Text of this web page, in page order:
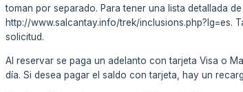
toman por separado. Para tener una lista detallada
http://www.salcantay.info/trek/inclusions.php?lg=es.
solicitud.
Al reservar se paga un adelanto con tarjeta Visa o
día. Si desea pagar el saldo con tarjeta, hay un